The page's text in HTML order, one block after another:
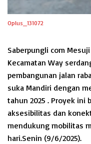
Oplus_131072
Saberpungli com
Kecamatan Way
pembangunan jalan
suka Mandiri dengan
tahun 2025 . Proyek
aksesibilitas dan
mendukung mobilitas
hari.Senin (9/6/2025).